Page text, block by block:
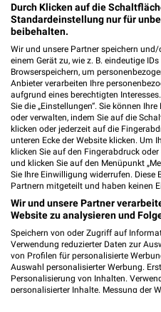
Heute 09:00 -
HEM expert
Stuttgarter Straße
71522 Backnang
Heute 09:30 -
486,26 km
EURONICS
Schillerstraße 117
73486
Heute 09:00 -
Geschlossen
463,40 km •
Durch Klicken auf die
Standardeinstellung nur für
beibehalten.
Wir und unsere Partner speichern
einem Gerät zu, wie z. B. eindeutige
Browserspeichern, um
Anbieter verarbeiten Ihre
aufgrund eines berechtigten
Sie die „Einstellungen“. Sie können
oder verwalten, indem Sie auf die
klicken oder jederzeit auf die
unteren Ecke der Website klicken. Um
klicken Sie auf den Fingerabdruck
und klicken Sie auf den Menüpunkt
Sie Ihre Einwilligung widerrufen. Diese
Partnern mitgeteilt und haben keinen
Wir und unsere Partner
Website zu analysieren und
Speichern von oder Zugriff auf
Verwendung reduzierter Daten zur
von Profilen für personalisierte
Auswahl personalisierter Werbung.
Personalisierung von Inhalten.
personalisierter Inhalte. Messung der